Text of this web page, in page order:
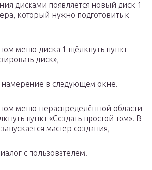
дисками появляется новый диск 1
который нужно подготовить к
меню диска 1 щёлкнуть пункт
диск»,
намерение в следующем окне.
меню нераспределённой области
пункт «Создать простой том». В
мастер создания,
с пользователем.